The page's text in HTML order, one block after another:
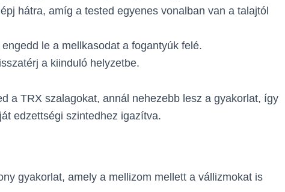
hátra, amíg a tested egyenes vonalban van a talajtól
le a mellkasodat a fogantyúk felé.
a kiinduló helyzetbe.
a TRX szalagokat, annál nehezebb lesz a gyakorlat, így
edzettségi szintedhez igazítva.
gyakorlat, amely a mellizom mellett a vállizmokat is